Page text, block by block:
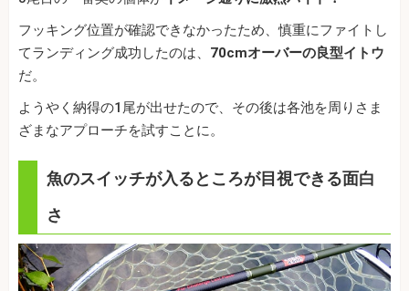
フッキング位置が確認できなかったため、慎重にファイトし
てランディング成功したのは、 70cmオーバーの良型イトウ
だ。
ようやく納得の1尾が出せたので、その後は各池を周りさま
ざまなアプローチを試すことに。
魚のスイッチが入るところが目視できる面白
さ